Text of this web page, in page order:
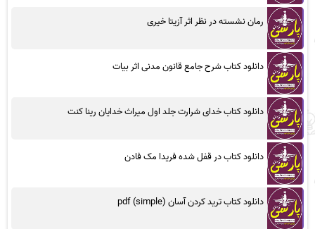
رمان نشسته در نظر اثر آزیتا خیری
دانلود کتاب شرح جامع قانون مدنی اثر بیات
دانلود کتاب خدای شرارت جلد اول میراث خدایان رینا کنت
دانلود کتاب در قفل شده فریدا مک فادن
دانلود کتاب ترید کردن آسان (simple) pdf